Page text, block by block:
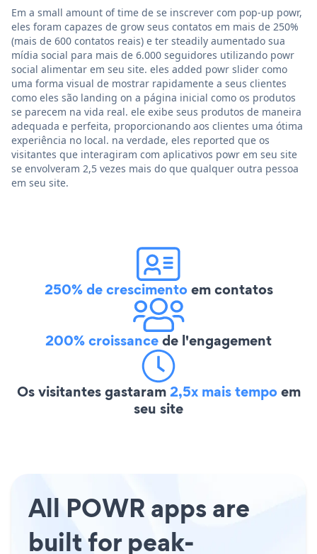
Em a small amount of time de se inscrever com pop-up powr,
eles foram capazes de grow seus contatos em mais de 250%
(mais de 600 contatos reais) e ter steadily aumentado sua
mídia social para mais de 6.000 seguidores utilizando powr
social alimentar em seu site. eles added powr slider como
uma forma visual de mostrar rapidamente a seus clientes
como eles são landing on a página inicial como os produtos
se parecem na vida real. ele exibe seus produtos de maneira
adequada e perfeita, proporcionando aos clientes uma ótima
experiência no local. na verdade, eles reported que os
visitantes que interagiram com aplicativos powr em seu site
se envolveram 2,5 vezes mais do que qualquer outra pessoa
em seu site.
250% de crescimentoem contatos
200% croissancede l'engagement
Os visitantes gastaram2,5x mais tempoem
seu site
All POWR apps are
built for peak-